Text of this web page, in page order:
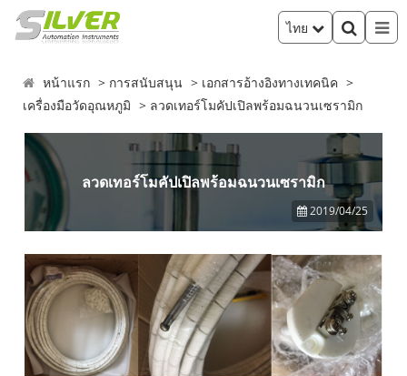
ไทย
หน้าแรก การสนับสนุน
เอกสารอ้างอิงทางเทคนิค
เครื่องมือวัดอุณหภูมิ
ลวดเทอร์โมคัปเปิลพร้อมฉนวนเซรามิก
ลวดเทอร์โมคัปเปิลพร้อมฉนวนเซรามิก
2019/04/25